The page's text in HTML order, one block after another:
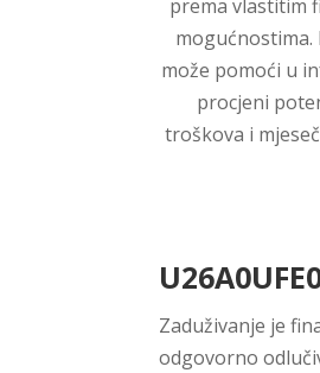
prema vlastitim
može pomoći u
procjeni
troškova i
Zaduživanje je
odgovorno